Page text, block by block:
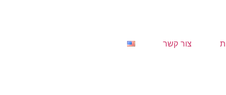
צור קשר